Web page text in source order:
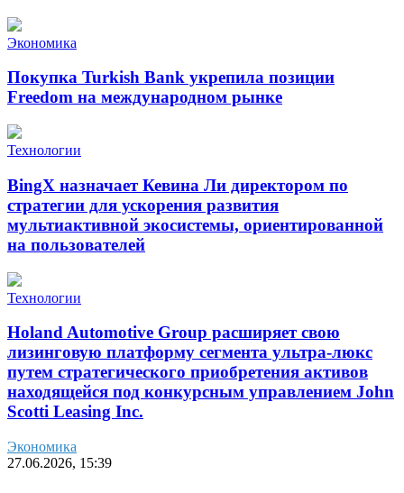
Экономика
Покупка Turkish Bank укрепила позиции
Freedom на международном рынке
Технологии
BingX назначает Кевина Ли директором по
стратегии для ускорения развития
мультиактивной экосистемы, ориентированной
на пользователей
Технологии
Holand Automotive Group расширяет свою
лизинговую платформу сегмента ультра-люкс
путем стратегического приобретения активов
находящейся под конкурсным управлением John
Scotti Leasing Inc.
Экономика
27.06.2026, 15:39